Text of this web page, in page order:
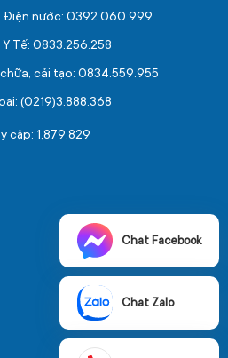
Điện nước: 0392.060.999
Tế: 0833.256.258
chữa, cải tạo: 0834.559.955
(0219)3.888.368
cập: 1,879,829
Chat Facebook
Chat Zalo